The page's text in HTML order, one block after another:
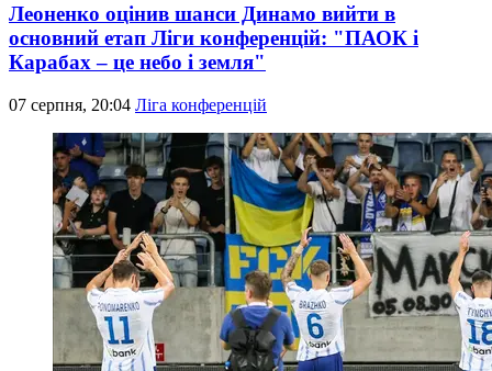
Леоненко оцінив шанси Динамо вийти в
основний етап Ліги конференцій: "ПАОК і
Карабах – це небо і земля"
07 серпня, 20:04 Ліга конференцій